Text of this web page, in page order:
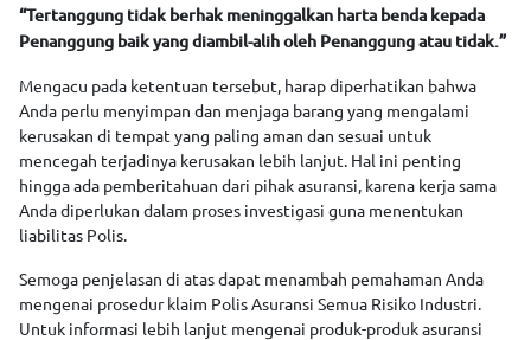
“Tertanggung tidak berhak meninggalkan harta benda kepada
Penanggung baik yang diambil-alih oleh Penanggung atau tidak.”
Mengacu pada ketentuan tersebut, harap diperhatikan bahwa
Anda perlu menyimpan dan menjaga barang yang mengalami
kerusakan di tempat yang paling aman dan sesuai untuk
mencegah terjadinya kerusakan lebih lanjut. Hal ini penting
hingga ada pemberitahuan dari pihak asuransi, karena kerja sama
Anda diperlukan dalam proses investigasi guna menentukan
liabilitas Polis.
Semoga penjelasan di atas dapat menambah pemahaman Anda
mengenai prosedur klaim Polis Asuransi Semua Risiko Industri.
Untuk informasi lebih lanjut mengenai produk-produk asuransi